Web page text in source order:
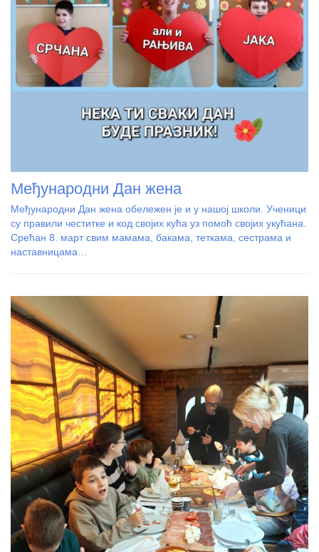
Међународни Дан жена
Међународни Дан жена обележен је и у нашој школи. Ученици
су правили честитке и код својих кућа уз помоћ својих укућана.
Срећан 8. март свим мамама, бакама, теткама, сестрама и
наставницама…